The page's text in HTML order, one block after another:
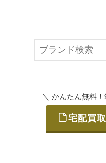
または梱包材不要
ご発送
＼ かんたん無料
宅配買